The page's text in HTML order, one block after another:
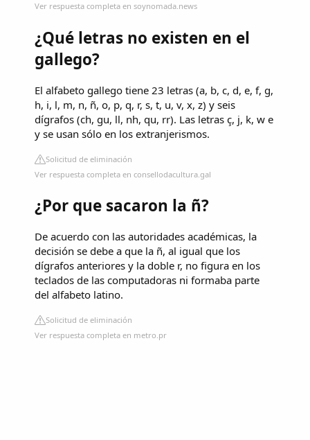
Ver respuesta completa en soynomada.news
¿Qué letras no existen en el
gallego?
El alfabeto gallego tiene 23 letras (a, b, c, d, e, f, g,
h, i, l, m, n, ñ, o, p, q, r, s, t, u, v, x, z) y seis
dígrafos (ch, gu, ll, nh, qu, rr). Las letras ç, j, k, w e
y se usan sólo en los extranjerismos.
Solicitud de eliminación
Ver respuesta completa en consellodacultura.gal
¿Por que sacaron la ñ?
De acuerdo con las autoridades académicas, la
decisión se debe a que la ñ, al igual que los
dígrafos anteriores y la doble r, no figura en los
teclados de las computadoras ni formaba parte
del alfabeto latino.
Solicitud de eliminación
Ver respuesta completa en metro.pr